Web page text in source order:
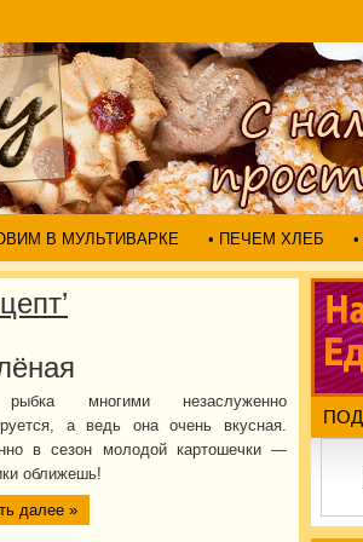
В МУЛЬТИВАРКЕ • ПЕЧЕМ ХЛЕБ
многими незаслуженно
а ведь она очень вкусная.
в сезон молодой картошечки —
оближешь!
далее »